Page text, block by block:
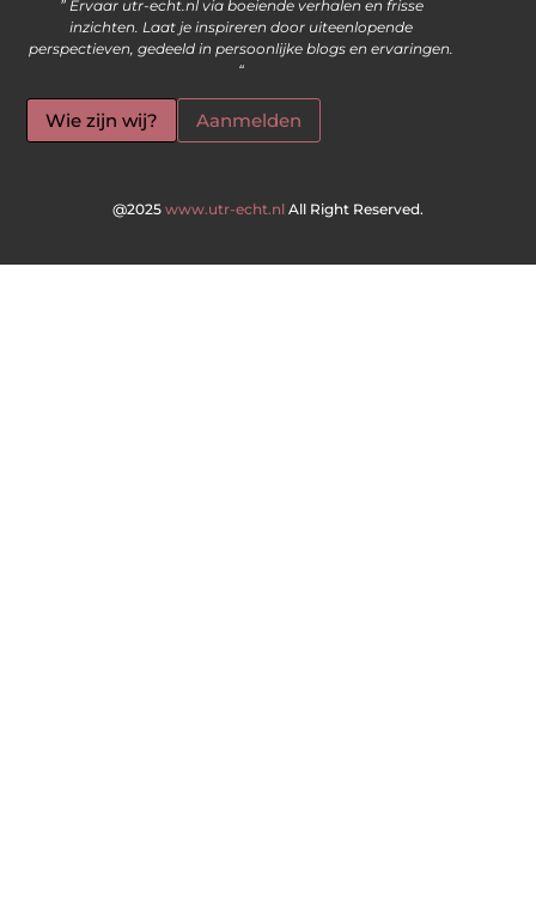
” Ervaar utr-echt.nl via boeiende verhalen en frisse
inzichten. Laat je inspireren door uiteenlopende
perspectieven, gedeeld in persoonlijke blogs en ervaringen.
“
Wie zijn wij? Aanmelden
@2025 www.utr-echt.nl All Right Reserved.